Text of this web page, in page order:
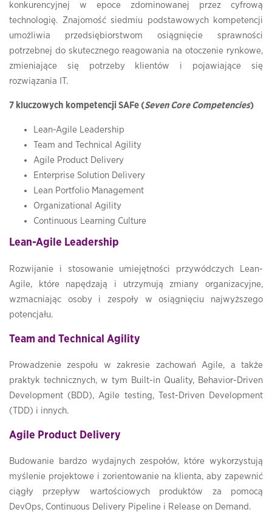
konkurencyjnej w epoce zdominowanej przez cyfrową
technologię. Znajomość siedmiu podstawowych kompetencji
umożliwia przedsiębiorstwom osiągnięcie sprawności
potrzebnej do skutecznego reagowania na otoczenie rynkowe,
zmieniające się potrzeby klientów i pojawiające się
rozwiązania IT.
7 kluczowych kompetencji SAFe (Seven Core Competencies)
Lean-Agile Leadership
Team and Technical Agility
Agile Product Delivery
Enterprise Solution Delivery
Lean Portfolio Management
Organizational Agility
Continuous Learning Culture
Lean-Agile Leadership
Rozwijanie i stosowanie umiejętności przywódczych Lean-
Agile, które napędzają i utrzymują zmiany organizacyjne,
wzmacniając osoby i zespoły w osiągnięciu najwyższego
potencjału.
Team and Technical Agility
Prowadzenie zespołu w zakresie zachowań Agile, a także
praktyk technicznych, w tym Built-in Quality, Behavior-Driven
Development (BDD), Agile testing, Test-Driven Development
(TDD) i innych.
Agile Product Delivery
Budowanie bardzo wydajnych zespołów, które wykorzystują
myślenie projektowe i zorientowanie na klienta, aby zapewnić
ciągły przepływ wartościowych produktów za pomocą
DevOps, Continuous Delivery Pipeline i Release on Demand.